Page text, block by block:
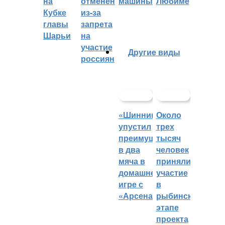
Кубке
главы
Шарьи
из-за
запрета
на
участие
россиян
Другие виды
«Шинник»
упустил
преимущество
в два
мяча в
домашней
игре с
«Арсеналом»
Около
трех
тысяч
человек
приняли
участие
в
рыбинском
этапе
проекта